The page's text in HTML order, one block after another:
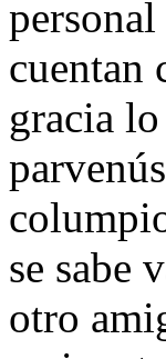
cuentan
gracia
se sabe
otro